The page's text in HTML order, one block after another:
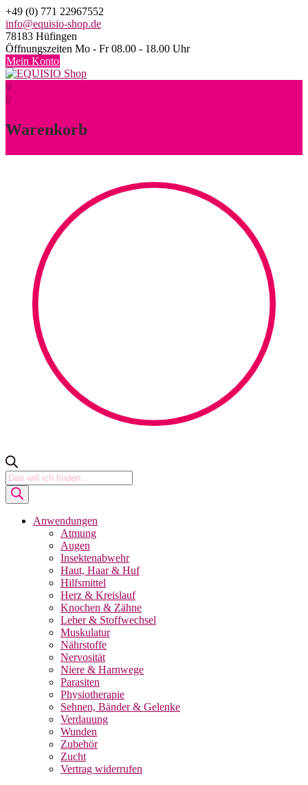
Skip
to
content
+49 (0) 771 22967552
info@equisio-shop.de
78183 Hüfingen
Öffnungszeiten Mo - Fr 08.00 - 18.00 Uhr
Mein Konto
0
0
Warenkorb
Products
search
Anwendungen
Atmung
Augen
Insektenabwehr
Haut, Haar & Huf
Hilfsmittel
Herz & Kreislauf
Knochen & Zähne
Leber & Stoffwechsel
Muskulatur
Nährstoffe
Nervosität
Niere & Harnwege
Parasiten
Physiotherapie
Sehnen, Bänder & Gelenke
Verdauung
Wunden
Zubehör
Zucht
Vertrag widerrufen